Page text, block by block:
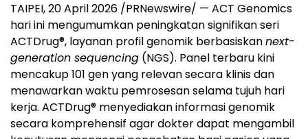
TAIPEI, 20 April 2026 /PRNewswire/ — ACT Genomics
hari ini mengumumkan peningkatan signifikan seri
ACTDrug®, layanan profil genomik berbasiskannext-
generation sequencing (NGS). Panel terbaru kini
mencakup 101 gen yang relevan secara klinis dan
menawarkan waktu pemrosesan selama tujuh hari
kerja. ACTDrug® menyediakan informasi genomik
secara komprehensif agar dokter dapat mengambil